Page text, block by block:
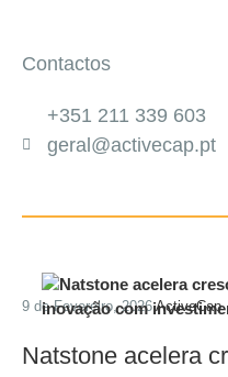
Contactos
+351 211 339 603
geral@activecap.pt
9 de Fevereiro, 2026ActiveCap
Natstone acelera